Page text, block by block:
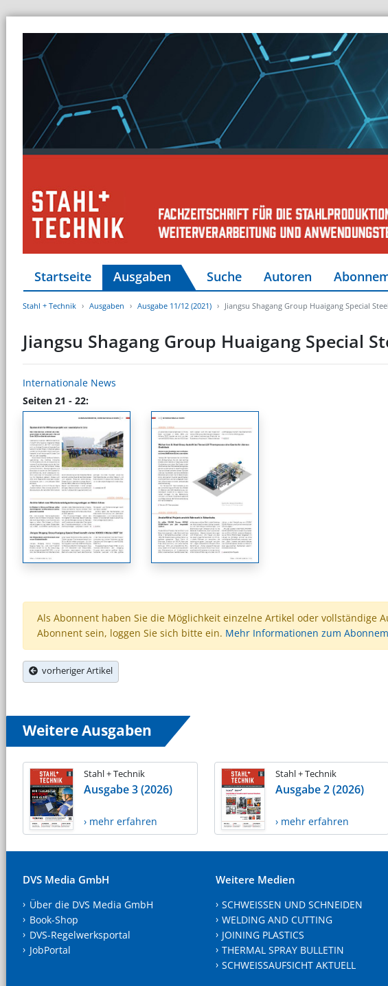
Startseite Ausgaben Suche Autoren
Stahl + Technik Ausgaben Ausgabe 11/12 (2021) Jiangsu Shagang Group Huaigang Special
Jiangsu Shagang Group Huaigang Special
Internationale News
Seiten 21 - 22:
Als Abonnent haben Sie die Möglichkeit einzelne Artikel oder vollständige
Abonnent sein, loggen Sie sich bitte ein. Mehr Informationen zum
vorheriger Artikel
Weitere Ausgaben
Stahl + Technik
Ausgabe 3 (2026)
› mehr erfahren
Stahl + Technik
Ausgabe 2 (2026)
› mehr erfahren
DVS Media GmbH
Über die DVS Media GmbH
Book-Shop
DVS-Regelwerksportal
JobPortal
Weitere Medien
SCHWEISSEN UND SCHNEIDEN
WELDING AND CUTTING
JOINING PLASTICS
THERMAL SPRAY BULLETIN
SCHWEISSAUFSICHT AKTUELL